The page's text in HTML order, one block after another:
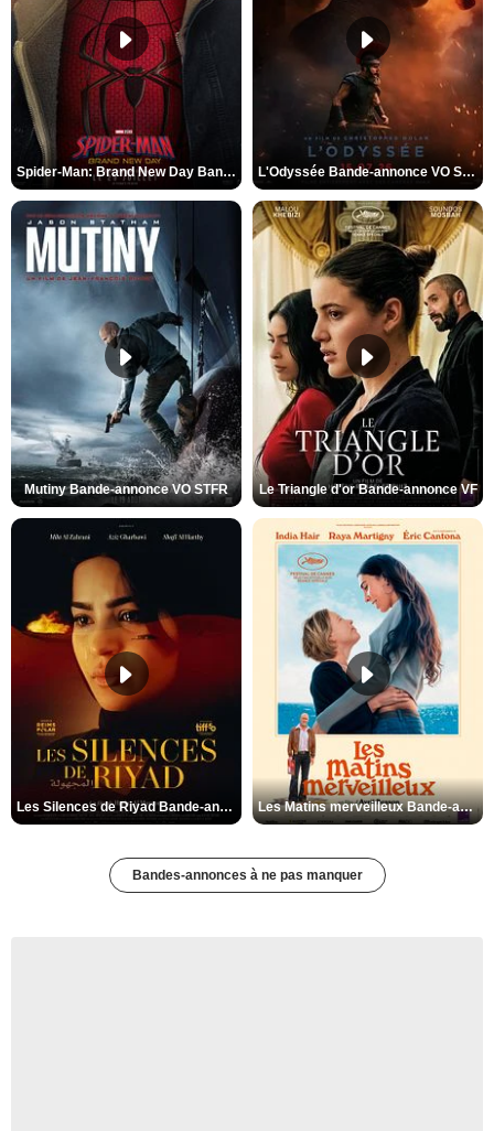
Spider-Man: Brand New Day Bande-annonce VO STFR L'Odyssée Bande-annonce VO STFR
Mutiny Bande-annonce VO STFR Le Triangle d'or Bande-annonce VF
Les Silences de Riyad Bande-annonce VO STFR Les Matins merveilleux Bande-annonce VF
Bandes-annonces à ne pas manquer